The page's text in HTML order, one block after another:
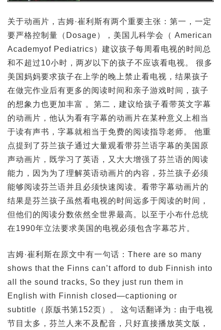
关于动画片，吉姆·崔利斯有两个重要主张：第一，一定
要严格控制量（Dosage），美国儿科学会（ American
Academyof Pediatrics）建议孩子每周看电视的时间总
和不超过10小时，两岁以下的孩子不应该看电视。 很多
美国妈妈要求孩子在上学的晚上禁止看电视，结果孩子
在做完作业后有更多的阅读时间和亲子游戏时间，孩子
的想象力也更加丰富 。第二，建议给孩子看带英文字幕
的动画片，他认为看有字幕的动画片在某种意义上相当
于读有声书，字幕就相当于免费的阅读指导老师。 他重
点提到了芬兰孩子通过大量观看带芬兰语字幕的美国原
声动画片，既学习了英语，又大大增强了芬兰语的阅读
能力，因为为了理解英语动画片的内容，芬兰孩子必须
能够阅读芬兰语并且必须快速阅读。看带字幕动画片的
结果是芬兰孩子虽然看电视的时间远多于阅读的时间，
但他们的阅读分数依然全世界最高。以至于小布什总统
在1990年立法要求美国的电视必须包含字幕芯片。
吉姆·崔利斯在原文中有一句话：There are so many
shows that the Finns can’t afford to dub Finnish into
all the sound tracks, So they just run them in
English with Finnish closed—captioning or
subtitle（原版书第152页）。 这句话翻译为：由于电视
节目太多，芬兰人来不及配音，只好直接播放英文版，